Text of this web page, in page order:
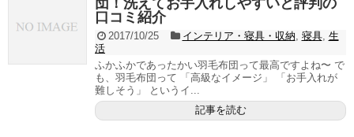
団！洗えてお手入れしやすいと評判の
口コミ紹介
2017/10/25 インテリア・寝具・収納, 寝具, 生
活
ふかふかであったかい羽毛布団って最高ですよね〜 で
も、羽毛布団って 「高級なイメージ」 「お手入れが
難しそう」 というイ...
記事を読む